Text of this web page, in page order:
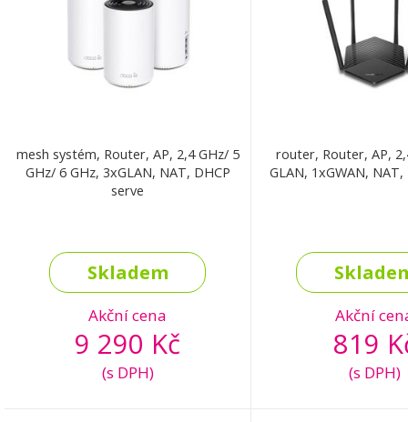
mesh systém, Router, AP, 2,4 GHz/ 5
GHz/ 6 GHz, 3xGLAN, NAT, DHCP
serve
Skladem
Akční cena
9 290 Kč
(s DPH)
router, Router, AP,
GLAN, 1xGWAN,
Akční
819
(s DPH)